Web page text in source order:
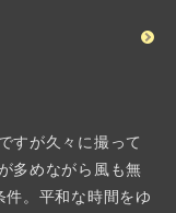
すが久々に撮って
多めながら風も無
件。平和な時間をゆ